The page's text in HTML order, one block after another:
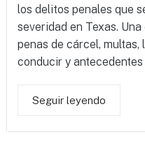
los delitos penales que
severidad en Texas.
penas de cárcel, multas,
conducir y
Seguir leyendo